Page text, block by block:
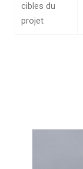
cibles du
projet